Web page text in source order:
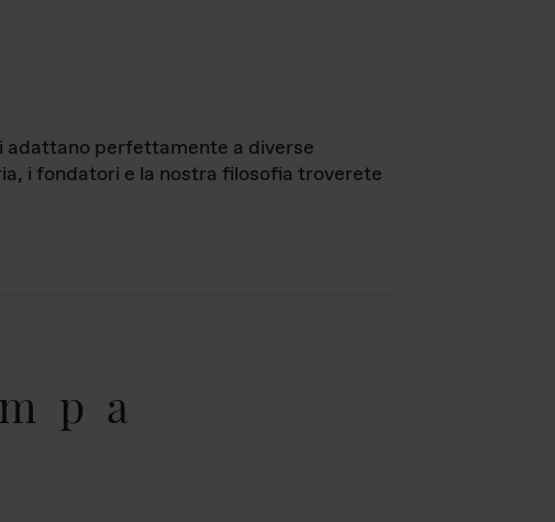
adattano perfettamente a diverse
i fondatori e la nostra filosofia troverete